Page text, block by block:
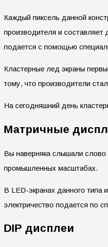
Каждый пиксель данной
производителя и составляет
подается с помощью
Кластерные лед экраны
тому, что производители
На сегодняшний день
Матричные
Вы наверняка слышали слово
промышленных масштабах.
В LED-экранах данного типа
электричество подается по
DIP дисплеи